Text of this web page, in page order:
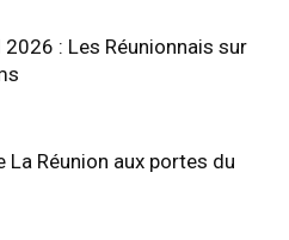
2026 : Les Réunionnais sur
La Réunion aux portes du